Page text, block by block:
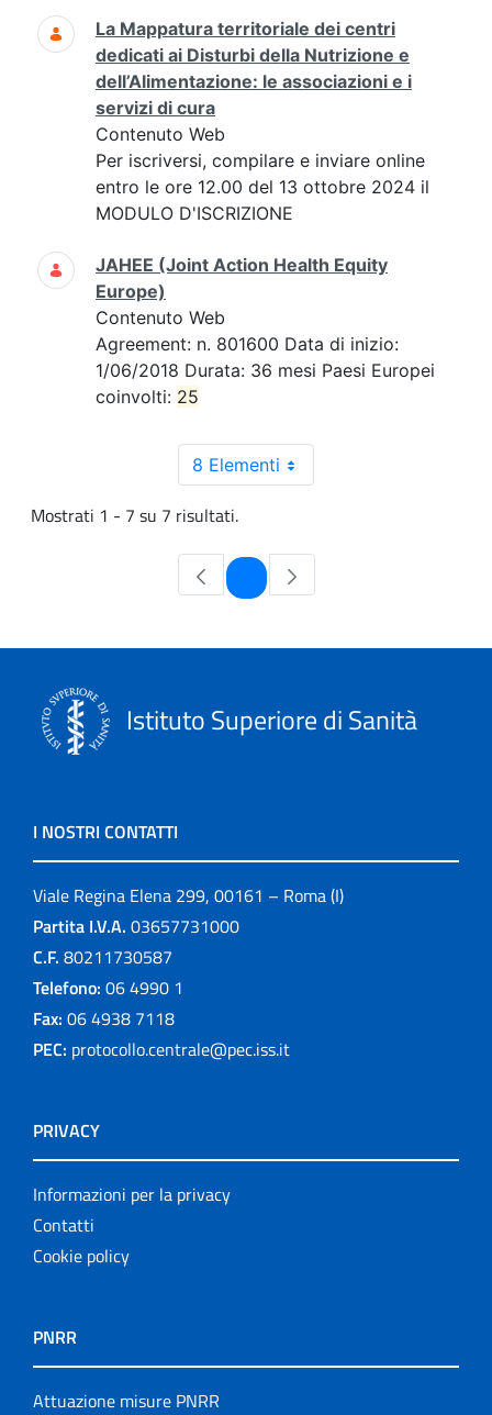
La Mappatura territoriale dei centri
dedicati ai Disturbi della Nutrizione e
dell’Alimentazione: le associazioni e i
servizi di cura
Contenuto Web
Per iscriversi, compilare e inviare online
entro le ore 12.00 del 13 ottobre 2024 il
MODULO D'ISCRIZIONE
JAHEE (Joint Action Health Equity
Europe)
Contenuto Web
Agreement: n. 801600 Data di inizio:
1/06/2018 Durata: 36 mesi Paesi Europei
coinvolti: 25
8 Elementi
Mostrati 1 - 7 su 7 risultati.
Pagina
Istituto Superiore di Sanità
I NOSTRI CONTATTI
Viale Regina Elena 299, 00161 – Roma (I)
Partita I.V.A. 03657731000
C.F. 80211730587
Telefono: 06 4990 1
Fax: 06 4938 7118
PEC: protocollo.centrale@pec.iss.it
PRIVACY
Informazioni per la privacy
Contatti
Cookie policy
PNRR
Attuazione misure PNRR